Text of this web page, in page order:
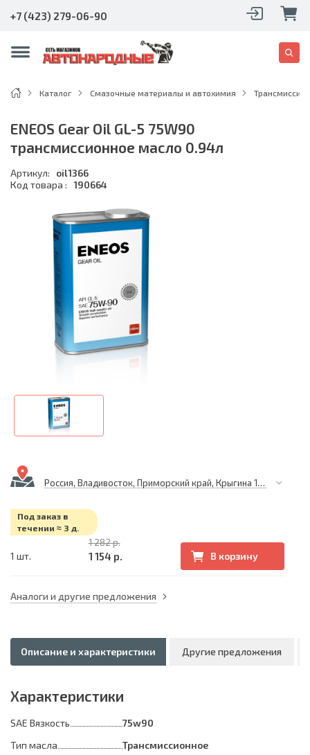
+7 (423) 279-06-90
Каталог Смазочные материалы и автохимия
ENEOS Gear Oil GL-5 75W90
трансмиссионное масло 0.94л
Артикул:
oil1366
Код товара : 190664
Россия, Владивосток, Приморский край, Крыгина 105
Под заказ в
течении ≈ 3 д.
1 шт.
1 282 р.
1 154 р. В корзину
Аналоги и другие предложения
Описание и характеристики Другие предложения
Характеристики
SAE Вязкость
75w90
Тип масла
Трансмиссионное